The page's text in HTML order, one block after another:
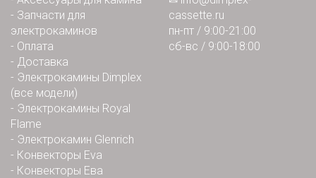
- Запчасти для
электрокаминов
- Оплата
- Доставка
- Электрокамины Dimplex
(все модели)
- Электрокамины Royal
Flame
- Электрокамин Glenrich
- Конвекторы Eva
- Конвекторы Ева
cassette.ru
пн-пт / 9:00-21:00
сб-вс / 9:00-18:00